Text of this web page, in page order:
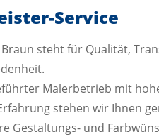
Service
steht für Qualität,
Malerbetrieb mit
stehen wir Ihnen
Gestaltungs- und